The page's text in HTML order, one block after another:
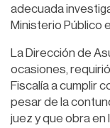
adecuada
Ministerio Público
La Dirección de
ocasiones,
Fiscalía a cumplir
pesar de la
juez y que obra en